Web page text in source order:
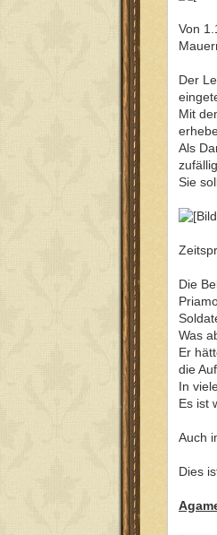
Von
Der
Mit
Als
Sie
Die
Was
Er
die
In
Es ist
Auch
Dies